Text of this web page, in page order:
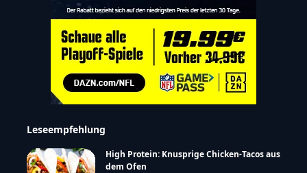
Leseempfehlung
High Protein: Knusprige Chicken-Tacos aus
dem Ofen